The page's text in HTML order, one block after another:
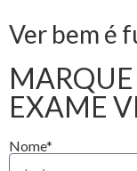
Ver bem é
EXAME
Nome*